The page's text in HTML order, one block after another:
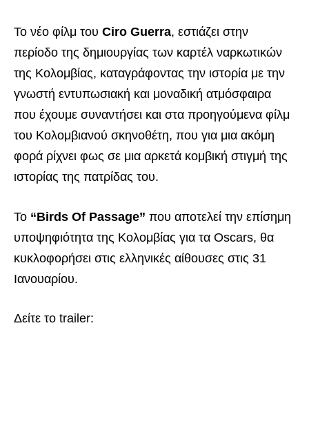
Το νέο φίλμ του Ciro Guerra, εστιάζει στην
περίοδο της δημιουργίας των καρτέλ ναρκωτικών
της Κολομβίας, καταγράφοντας την ιστορία με την
γνωστή εντυπωσιακή και μοναδική ατμόσφαιρα
που έχουμε συναντήσει και στα προηγούμενα φίλμ
του Κολομβιανού σκηνοθέτη, που για μια ακόμη
φορά ρίχνει φως σε μια αρκετά κομβική στιγμή της
ιστορίας της πατρίδας του.
Το “Birds Of Passage” που αποτελεί την επίσημη
υποψηφιότητα της Κολομβίας για τα Oscars, θα
κυκλοφορήσει στις ελληνικές αίθουσες στις 31
Ιανουαρίου.
Δείτε το trailer: